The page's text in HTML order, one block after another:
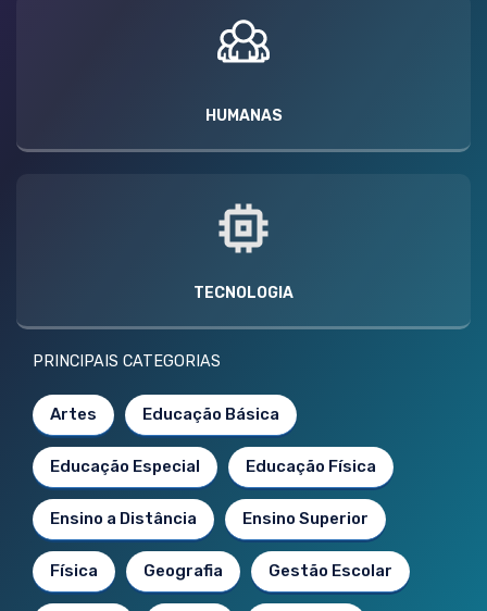
HUMANAS
TECNOLOGIA
PRINCIPAIS CATEGORIAS
Artes Educação Básica
Educação Especial Educação Física
Ensino a Distância Ensino Superior
Física Geografia Gestão Escolar